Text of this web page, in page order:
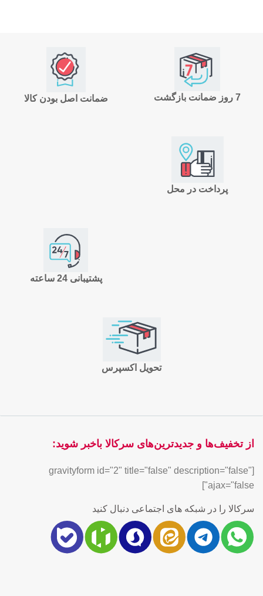
ضمانت اصل بودن کالا 7 روز ضمانت بازگشت
پرداخت در محل
پشتیبانی 24 ساعته
تحویل اکسپرس
از تخفیف‌ها و جدیدترین‌های سرکالا باخبر شوید:
[gravityform id="2" title="false" description="false"
ajax="false"]
سرکالا را در شبکه های اجتماعی دنبال کنید